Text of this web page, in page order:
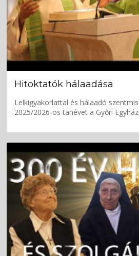
Hitoktatók hálaadása
Lelkigyakorlattal és hálaadó
2025/2026-os tanévet a Győri